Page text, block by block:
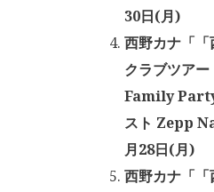
30日(月)
西野カナ「
クラブツア
Family
スト Zepp
月28日(月)
西野カナ「